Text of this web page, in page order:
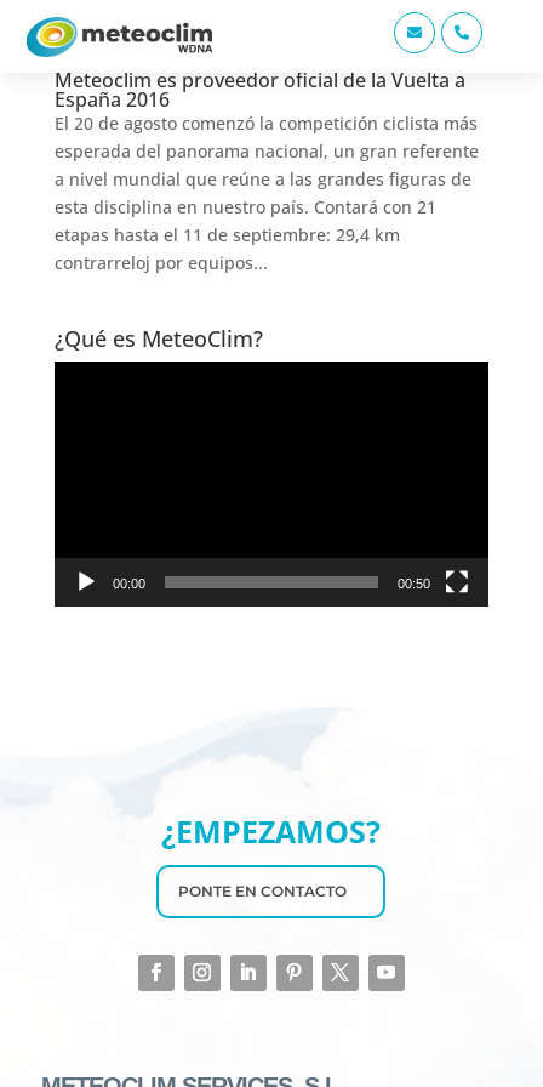
 
Meteoclim es proveedor oficial de la Vuelta a
España 2016
El 20 de agosto comenzó la competición ciclista más
esperada del panorama nacional, un gran referente
a nivel mundial que reúne a las grandes figuras de
esta disciplina en nuestro país. Contará con 21
etapas hasta el 11 de septiembre: 29,4 km
contrarreloj por equipos...
¿Qué es MeteoClim?
00:00 00:50
¿EMPEZAMOS?
PONTE EN CONTACTO